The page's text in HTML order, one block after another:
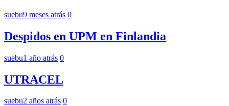
suebu9 meses atrás 0
Despidos en UPM en Finlandia
suebu1 año atrás 0
UTRACEL
suebu2 años atrás 0